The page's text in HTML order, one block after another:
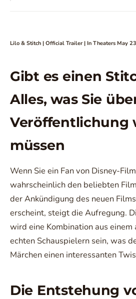
Lilo & Stitch | Official Trailer | In Theaters May 23
Gibt es einen
Alles, was Sie
Veröffentlichung
müssen
Wenn Sie ein Fan von Disney-
wahrscheinlich den beliebten
der Ankündigung des neuen
erscheint, steigt die Aufregung.
wird eine Kombination aus
echten Schauspielern sein, was
Märchen einen interessanten
Die Entstehung